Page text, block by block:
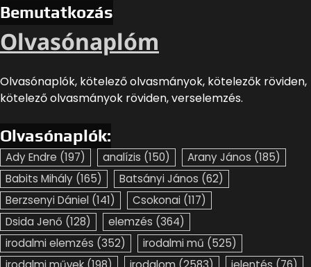
Bemutatkozás
Olvasónaplóm
Olvasónaplók, kötelező olvasmányok, kötelezők röviden,
kötelező olvasmányok röviden, verselemzés.
Olvasónaplók:
Ady Endre (197) analízis (150) Arany János (185)
Babits Mihály (165) Batsányi János (62)
Berzsenyi Dániel (141) Csokonai (117)
Dsida Jenő (128) elemzés (364)
irodalmi elemzés (352) irodalmi mű (525)